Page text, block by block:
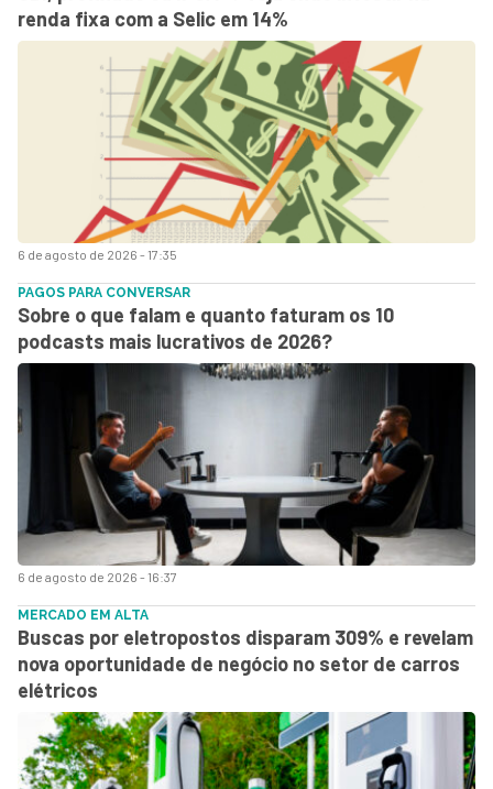
6 de agosto de 2026 - 17:35
renda fixa com a Selic em 14%
6 de agosto de 2026 - 16:37
PAGOS PARA CONVERSAR
Sobre o que falam e quanto faturam os 10
podcasts mais lucrativos de 2026?
MERCADO EM ALTA
Buscas por eletropostos disparam 309% e revelam
nova oportunidade de negócio no setor de carros
elétricos